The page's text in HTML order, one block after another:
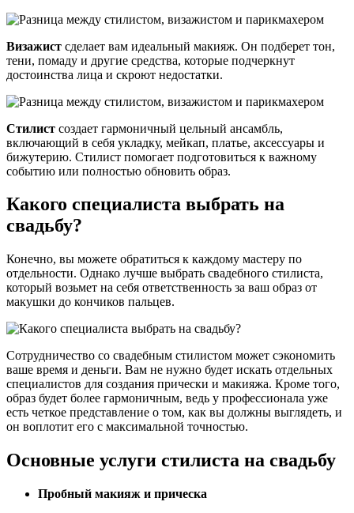
Визажист сделает вам идеальный макияж. Он подберет тон,
тени, помаду и другие средства, которые подчеркнут
достоинства лица и скроют недостатки.
Стилист создает гармоничный цельный ансамбль,
включающий в себя укладку, мейкап, платье, аксессуары и
бижутерию. Стилист помогает подготовиться к важному
событию или полностью обновить образ.
Какого специалиста выбрать на
свадьбу?
Конечно, вы можете обратиться к каждому мастеру по
отдельности. Однако лучше выбрать свадебного стилиста,
который возьмет на себя ответственность за ваш образ от
макушки до кончиков пальцев.
Сотрудничество со свадебным стилистом может сэкономить
ваше время и деньги. Вам не нужно будет искать отдельных
специалистов для создания прически и макияжа. Кроме того,
образ будет более гармоничным, ведь у профессионала уже
есть четкое представление о том, как вы должны выглядеть, и
он воплотит его с максимальной точностью.
Основные услуги стилиста на свадьбу
Пробный макияж и прическа